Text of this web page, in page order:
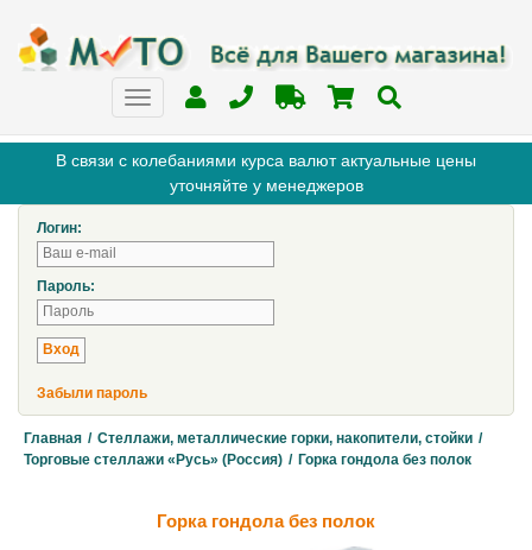
В связи с колебаниями курса валют актуальные цены
уточняйте у менеджеров
Логин:
Пароль:
Забыли пароль
Главная / Стеллажи, металлические горки, накопители, стойки /
Торговые стеллажи «Русь» (Россия) / Горка гондола без полок
Горка гондола без полок